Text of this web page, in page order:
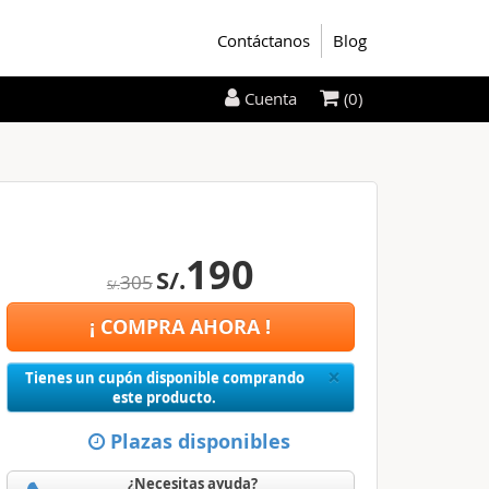
Contáctanos Blog
S/.305S/.190
¡ COMPRA AHORA !
×Close
Tienes un cupón disponible comprando
este producto.
Plazas disponibles
¿Necesitas ayuda?
Cuenta (0)